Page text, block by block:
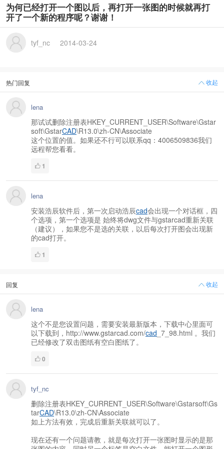
为何已经打开一个图以后，再打开一张图的时候就再打
开了一个新的程序呢？谢谢！
tyf_nc 2014-03-24
热门回复 收起
lena
那试试删除注册表HKEY_CURRENT_USER\Software\Gstar
soft\GstarCAD\R13.0\zh-CN\Associate
这个位置的值。如果还不行可以联系qq：4006509836我们
远程帮您看看。
1
lena
安装浩辰软件后，第一次启动浩辰cad会出现一个对话框，四
个选项，第一个选项是 始终将dwg文件与gstarcad重新关联
（建议），如果您不是选的关联，以后每次打开图会出现新
的cad打开。
1
回复 收起
lena
这个不是您设置问题，需要安装最新版本，下载中心里面可
以下载到，http://www.gstarcad.com/cad _7_98.html 。我们
已经修改了双击图纸有空白图纸了。
0
tyf_nc
删除注册表HKEY_CURRENT_USER\Software\Gstarsoft\Gs
tarCAD\R13.0\zh-CN\Associate
如上方法有效，完成后重新关联就可以了。
现在还有一个问题请教，就是每次打开一张图时显示的是那